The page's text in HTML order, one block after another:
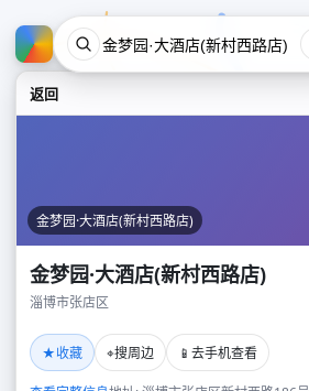
返回
金梦园·大酒店(新村西路店)
金梦园·大酒店(新村西路店)
淄博市张店区
★收藏 ⌖搜周边 📱 去手机查看